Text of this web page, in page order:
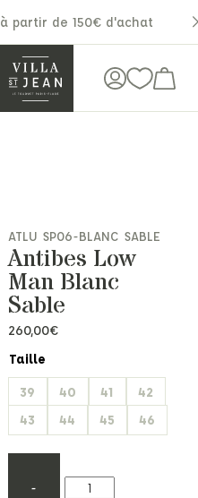
à partir de 150€ d'achat
ATLU SP06-BLANC SABLE
Antibes Low
Man Blanc
Sable
260,00€
Taille
39
40 41
42
43
44 45 46
-